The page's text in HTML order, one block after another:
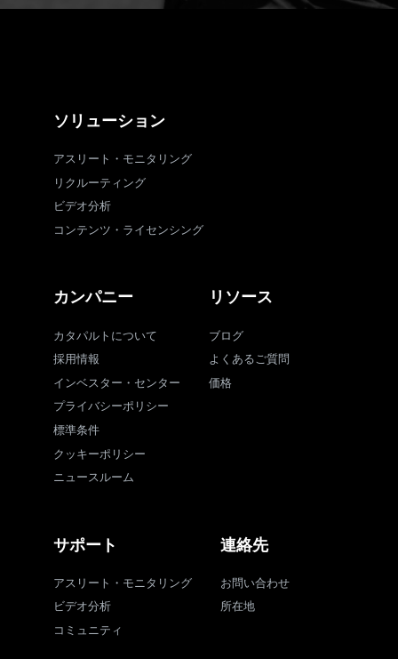
ソリューション
アスリート・モニタリング
リクルーティング
ビデオ分析
コンテンツ・ライセンシング
カンパニー
カタパルトについて
採用情報
インベスター・センター
プライバシーポリシー
標準条件
クッキーポリシー
ニュースルーム
リソース
ブログ
よくあるご質問
価格
サポート
アスリート・モニタリング
ビデオ分析
コミュニティ
連絡先
お問い合わせ
所在地